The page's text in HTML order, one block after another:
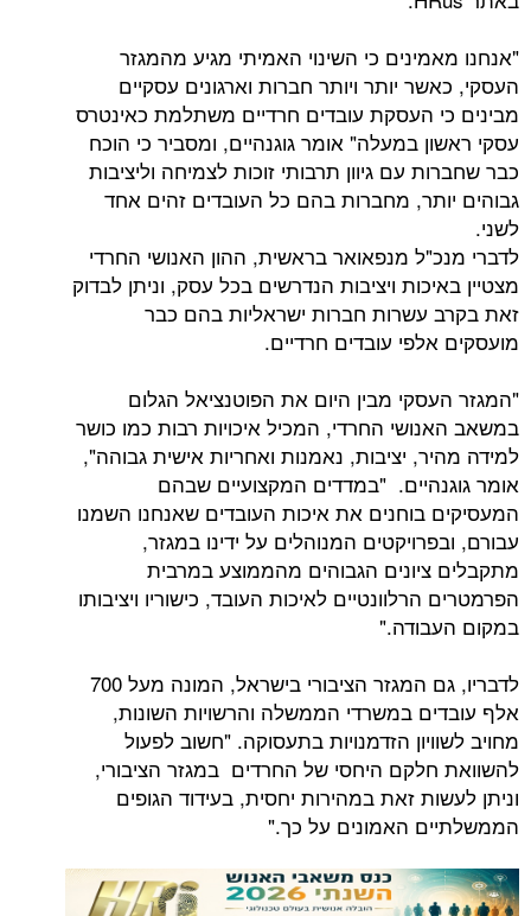
כי השינוי האמיתי מגיע מהמגזר
יותר ויותר חברות וארגונים עסקיים
העסקת עובדים חרדיים משתלמת כאינטרס
במעלה" אומר גוגנהיים, ומסביר כי הוכח
עם גיוון תרבותי זוכות לצמיחה וליציבות
מחברות בהם כל העובדים זהים אחד
מנפאואר בראשית, ההון האנושי החרדי
ויציבות הנדרשים בכל עסק, וניתן לבדוק
חברות ישראליות בהם כבר
עובדים חרדיים.
מבין היום את הפוטנציאל הגלום
החרדי, המכיל איכויות רבות כמו כושר
יציבות, נאמנות ואחריות אישית גבוהה",
"במדדים המקצועיים שבהם
את איכות העובדים שאנחנו השמנו
המנוהלים על ידינו במגזר,
הגבוהים מהממוצע במרבית
לאיכות העובד, כישוריו ויציבותו
לדבריו, גם המגזר הציבורי בישראל, המונה מעל 700
במשרדי הממשלה והרשויות השונות,
הזדמנויות בתעסוקה. "חשוב לפעול
היחסי של החרדים במגזר הציבורי,
זאת במהירות יחסית, בעידוד הגופים
האמונים על כך."